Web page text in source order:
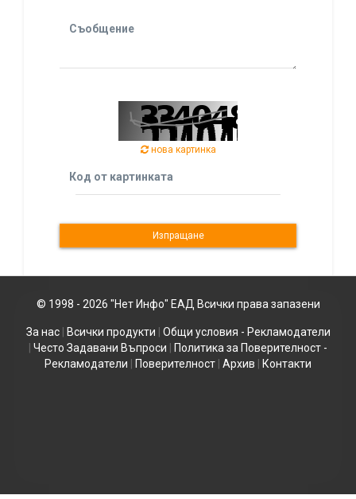
Съобщение
нова картинка
Код от картинката
© 1998 - 2026 "Нет Инфо" ЕАД Всички права запазени
За нас| Всички продукти
Общи условия - Рекламодатели
Често Задавани Въпроси
Политика за Поверителност -
Рекламодатели
Поверителност Архив Контакти